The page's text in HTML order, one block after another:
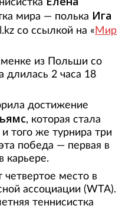
мира — полька Ига
со ссылкой на « Мир
из Польши со
длилась 2 часа 18
достижение
, которая стала
того же турнира три
победа — первая в
карьере.
четвертое место в
ассоциации (WTA).
теннисистка